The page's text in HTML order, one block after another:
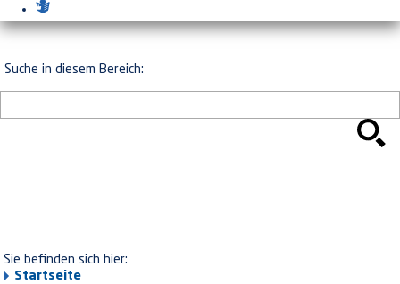
Suche in diesem Bereich:
Sie befinden sich hier:
Startseite